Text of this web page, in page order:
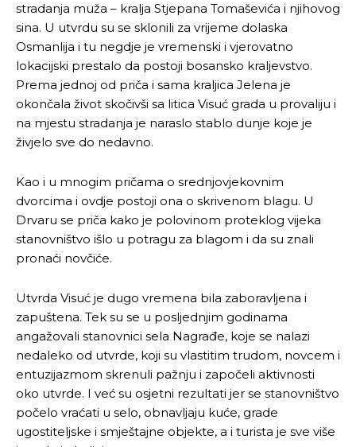
stradanja muža – kralja Stjepana Tomaševića i njihovog
sina. U utvrdu su se sklonili za vrijeme dolaska
Osmanlija i tu negdje je vremenski i vjerovatno
lokacijski prestalo da postoji bosansko kraljevstvo.
Prema jednoj od priča i sama kraljica Jelena je
okončala život skočivši sa litica Visuć grada u provaliju i
na mjestu stradanja je naraslo stablo dunje koje je
živjelo sve do nedavno.
Kao i u mnogim pričama o srednjovjekovnim
dvorcima i ovdje postoji ona o skrivenom blagu. U
Drvaru se priča kako je polovinom proteklog vijeka
stanovništvo išlo u potragu za blagom i da su znali
pronaći novčiće.
Utvrda Visuć je dugo vremena bila zaboravljena i
zapuštena. Tek su se u posljednjim godinama
angažovali stanovnici sela Nagrađe, koje se nalazi
nedaleko od utvrde, koji su vlastitim trudom, novcem i
entuzijazmom skrenuli pažnju i započeli aktivnosti
oko utvrde. I već su osjetni rezultati jer se stanovništvo
počelo vraćati u selo, obnavljaju kuće, grade
ugostiteljske i smještajne objekte, a i turista je sve više